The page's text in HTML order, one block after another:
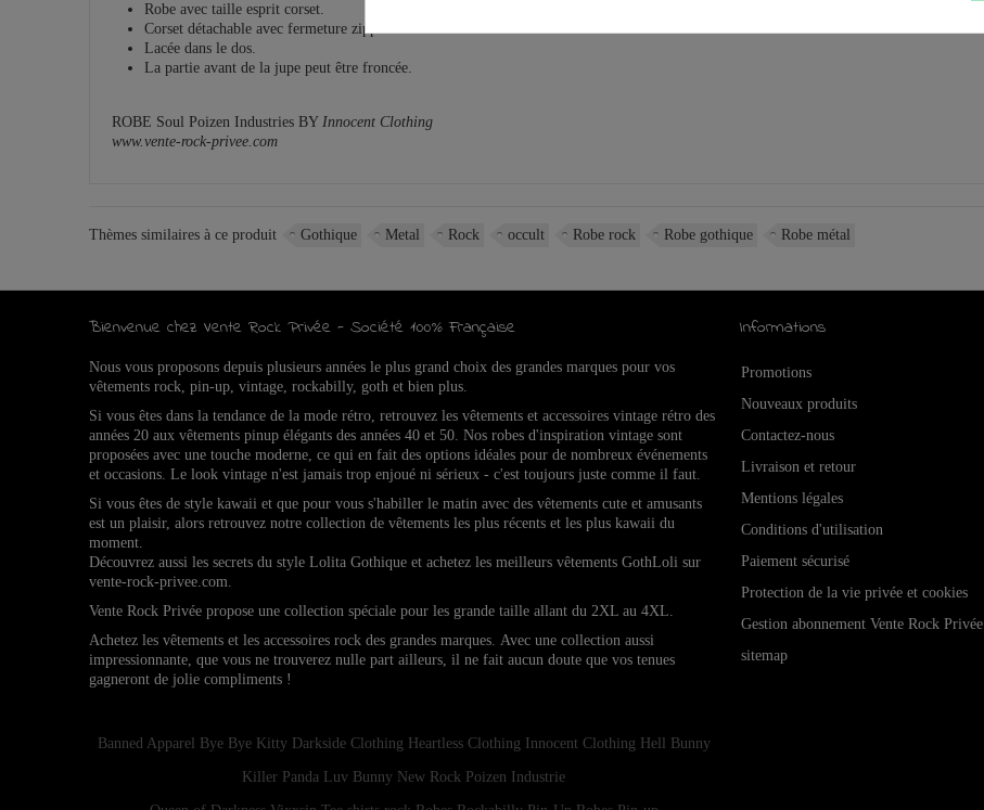
Robe avec taille esprit corset.
Corset détachable avec fermeture zippéesur le devant.
Lacée dans le dos.
La partie avant de la jupe peut être froncée.
ROBE Soul Poizen Industries BYInnocent Clothing
www.vente-rock-privee.com
Thèmes similaires à ce produit Gothique Metal Rock occult Robe rock Robe gothique Robe métal
Bienvenue chez Vente Rock Privée - Société 100% Française
Nous vous proposons depuis plusieurs années le plus grand choix des grandes marques pour vos
vêtements rock, pin-up, vintage, rockabilly, goth et bien plus.
Si vous êtes dans la tendance de la mode rétro, retrouvez les vêtements et accessoires vintage rétro des
années 20 aux vêtements pinup élégants des années 40 et 50.Nos robes d'inspiration vintage sont
proposées avec une touche moderne, ce qui en fait des options idéales pour de nombreux événements
et occasions.Le look vintage n'est jamais trop enjoué ni sérieux - c'est toujours juste comme il faut.
Si vous êtes de style kawaii et que pour vous s'habiller le matin avec des vêtements cute et amusants
est un plaisir, alors retrouvez notre collection de vêtements les plus récents et les plus kawaii du
moment.
Découvrez aussi les secrets du style Lolita Gothique et achetez les meilleurs vêtements GothLoli sur
vente-rock-privee.com.
Vente Rock Privée propose une collection spéciale pour les grande taille allant du 2XL au 4XL.
Achetez les vêtements et les accessoires rock des grandes marques.Avec une collection aussi
impressionnante, que vous ne trouverez nulle part ailleurs, il ne fait aucun doute que vos tenues
gagneront de jolie compliments !
Informations
Promotions
Nouveaux produits
Contactez-nous
Livraison et retour
Mentions légales
Conditions d'utilisation
Paiement sécurisé
Protection de la vie privée et cookies
Gestion abonnement Vente Rock Privée
sitemap
Banned Apparel Bye Bye Kitty Darkside Clothing Heartless Clothing Innocent Clothing Hell Bunny
Killer Panda Luv Bunny New Rock Poizen Industrie